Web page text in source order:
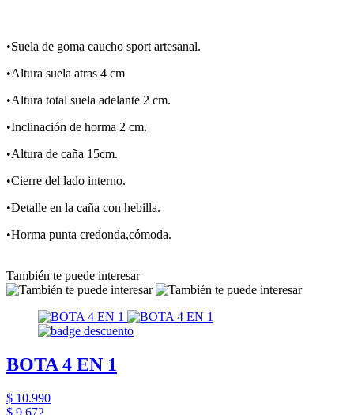
•Suela de goma caucho sport artesanal.
•Altura suela atras 4 cm
•Altura total suela adelante 2 cm.
•Inclinación de horma 2 cm.
•Altura de caña 15cm.
•Cierre del lado interno.
•Detalle en la caña con hebilla.
•Horma punta credonda,cómoda.
También te puede interesar
BOTA 4 EN 1
$ 10.990
$ 9.672